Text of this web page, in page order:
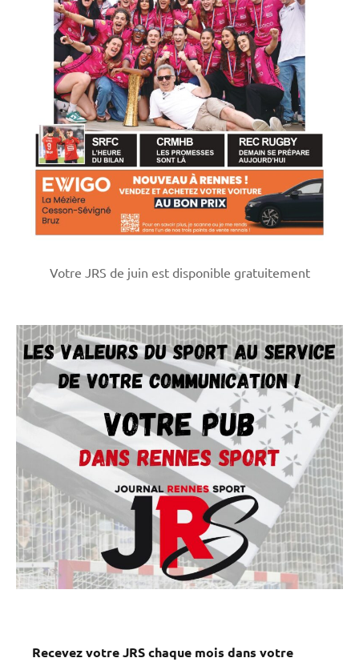
Votre JRS de juin est disponible gratuitement
Recevez votre JRS chaque mois dans votre